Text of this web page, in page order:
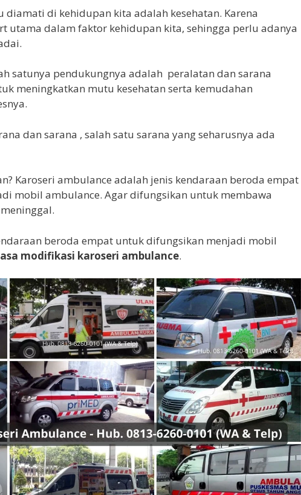
diamati di kehidupan kita adalah kesehatan. Karena
utama dalam faktor kehidupan kita, sehingga perlu adanya
satunya pendukungnya adalah peralatan dan sarana
meningkatkan mutu kesehatan serta kemudahan
dan sarana , salah satu sarana yang seharusnya ada
Karoseri ambulance adalah jenis kendaraan beroda empat
mobil ambulance. Agar difungsikan untuk membawa
beroda empat untuk difungsikan menjadi mobil
modifikasi karoseri ambulance.